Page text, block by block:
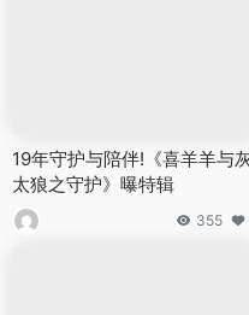
19年守护与陪伴!《喜羊羊与
太狼之守护》曝特辑
355